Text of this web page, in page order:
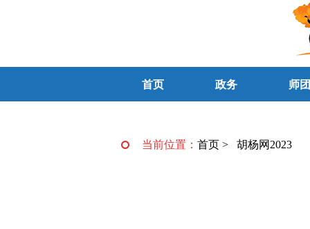
首页 政务 师
当前位置： 首页 > 胡杨网2023